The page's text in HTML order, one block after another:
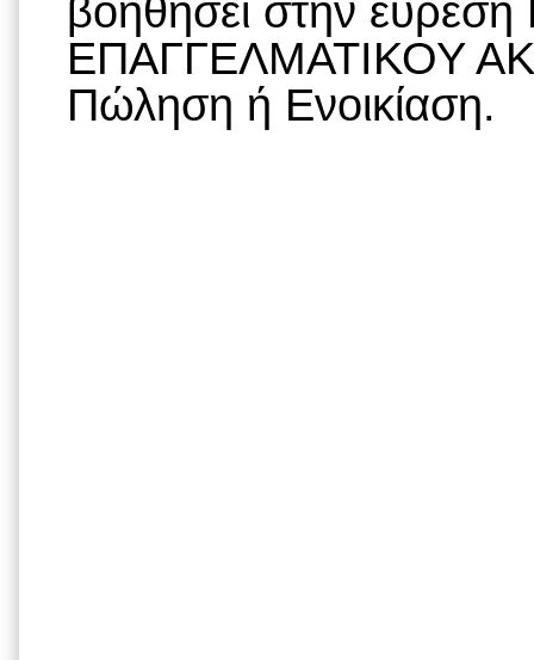
βοηθήσει στην
ΕΠΑΓΓΕΛΜΑΤΙΚΟΥ
Πώληση ή Ενοικίαση.